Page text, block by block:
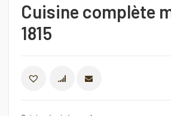
Cuisine complète
1815
COMPARER